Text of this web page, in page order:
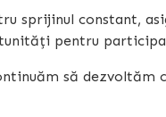
sprijinul constant,
pentru
să dezvoltăm